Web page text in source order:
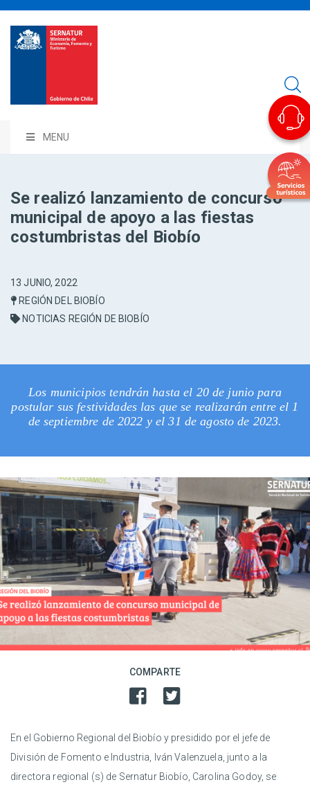
MENU
Se realizó lanzamiento de concurso
municipal de apoyo a las fiestas
costumbristas del Biobío
13 JUNIO, 2022
REGIÓN DEL BIOBÍO
NOTICIAS REGIÓN DE BIOBÍO
Los municipios tendrán hasta el 20 de junio para
postular sus festividades las que se realizarán entre el 1
de septiembre de 2022 y el 31 de agosto de 2023.
COMPARTE
En el Gobierno Regional del Biobío y presidido por el jefe de
División de Fomento e Industria, Iván Valenzuela, junto a la
directora regional (s) de Sernatur Biobío, Carolina Godoy, se